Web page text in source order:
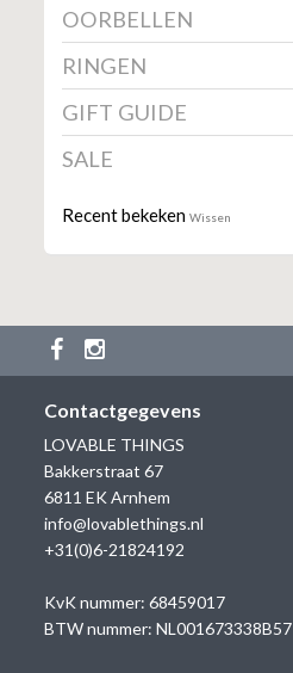
OORBELLEN
RINGEN
GIFT GUIDE
SALE
Recent bekeken Wissen
Contactgegevens
LOVABLE THINGS
Bakkerstraat 67
6811 EK Arnhem
info@lovablethings.nl
+31(0)6-21824192
KvK nummer: 68459017
BTW nummer: NL001673338B57